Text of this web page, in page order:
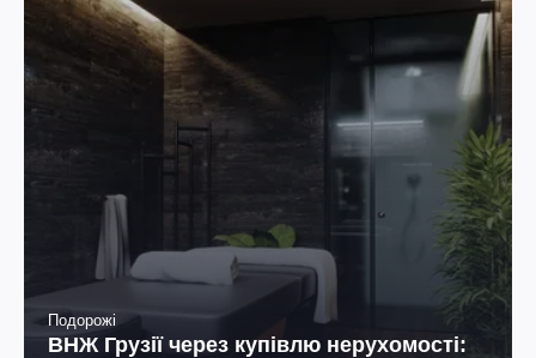
Подорожі
ВНЖ Грузії через купівлю нерухомості: